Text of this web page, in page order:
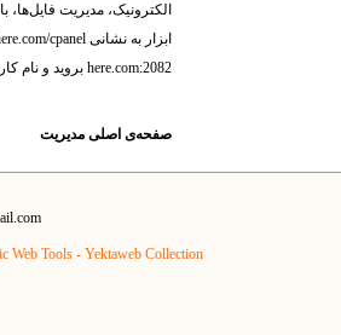
الکترونیک، مدیریت فایل‌ها،
here.com:2082 بروید و نام کاربری و گذرواژه‌ی مربوطه را وارد کنید.
صفحه‌ی اصلی مدیریت
Web Tools - Yektaweb Collection - مجموعه مدیریت یکپارچه پایگاه‌های اینترنتی